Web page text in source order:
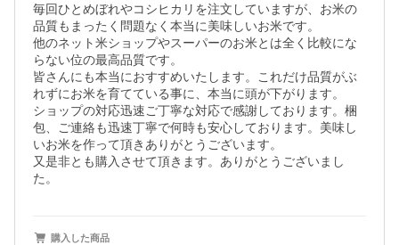
毎回ひとめぼれやコシヒカリを注文していますが、お米の
品質もまったく問題なく本当に美味しいお米です。
他のネット米ショップやスーパーのお米とは全く比較にな
らない位の最高品質です。
皆さんにも本当におすすめいたします。これだけ品質がぶ
れずにお米を育てている事に、本当に頭が下がります。
ショップの対応迅速ご丁寧な対応で感謝しております。梱
包、ご連絡も迅速丁寧で何時も安心しております。美味し
いお米を作って頂きありがとうございます。
又是非とも購入させて頂きます。ありがとうございまし
た。
購入した商品